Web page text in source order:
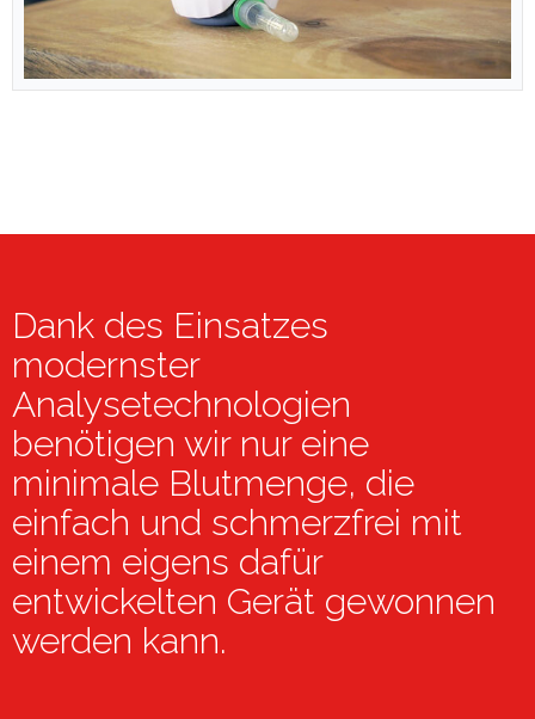
Dank des Einsatzes
modernster
Analysetechnologien
benötigen wir nur eine
minimale Blutmenge, die
einfach und schmerzfrei mit
einem eigens dafür
entwickelten Gerät gewonnen
werden kann.